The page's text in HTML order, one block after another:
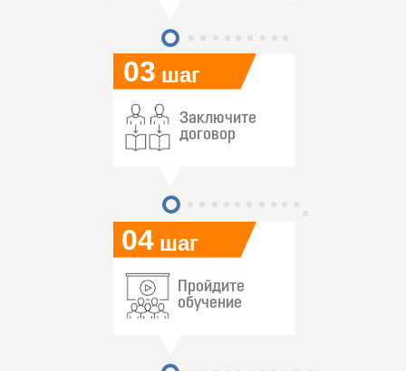
04
03 шаг
шаг
Заключите
договор
Пройдите
обучение